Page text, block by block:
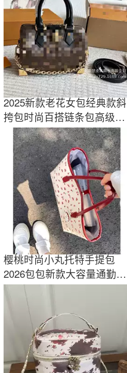
2025新款老花女包经典款斜
挎包时尚百搭链条包高级感
单肩包
樱桃时尚小丸托特手提包
2026包包新款大容量通勤单
肩WW